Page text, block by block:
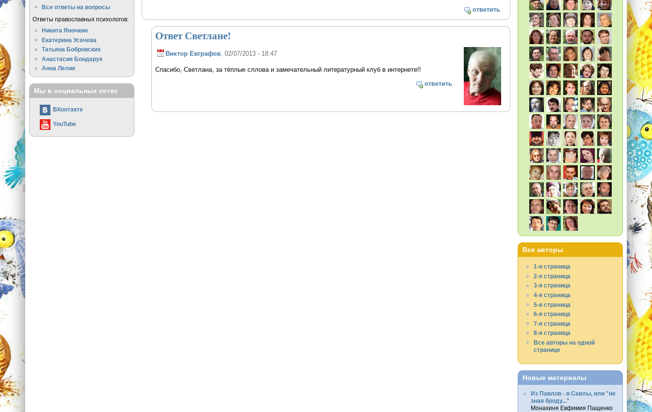
ответить
Ответ Светлане!
Виктор Евграфов, 02/07/2013 - 18:47
Спасибо, Светлана, за тёплые сллова и замечательный литературный клуб в интернете!!
ответить
Все ответы на вопросы
Ответы православных психологов:
Никита Яночкин
Екатерина Усачева
Татьяна Бобровских
Анастасия Бондарук
Анна Лелик
Мы в социальных сетях
ВКонтакте
YouTube
Все авторы
1-я страница
2-я страница
3-я страница
4-я страница
5-я страница
6-я страница
7-я страница
8-я страница
Все авторы на одной
странице
Новые материалы
Из Павлов - в Савлы, или "не
зная броду..."
Монахиня Евфимия Пащенко